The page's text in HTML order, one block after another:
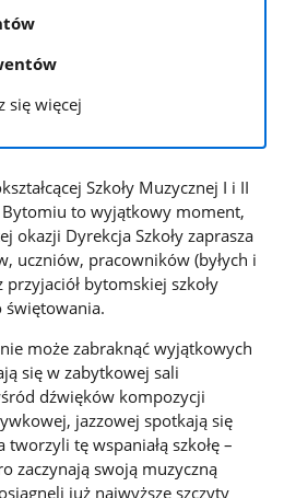
się więcej
Szkoły Muzycznej I i II
to wyjątkowy moment,
okazji Dyrekcja Szkoły zaprasza
uczniów, pracowników (byłych i
bytomskiej szkoły
świętowania.
może zabraknąć wyjątkowych
się w zabytkowej sali
dźwięków kompozycji
jazzowej spotkają się
tę wspaniałą szkołę –
zaczynają swoją muzyczną
już najwyższe szczyty